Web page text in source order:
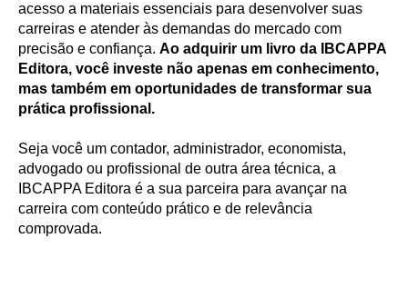
acesso a materiais essenciais para desenvolver suas
carreiras e atender às demandas do mercado com
precisão e confiança. Ao adquirir um livro da IBCAPPA
Editora, você investe não apenas em conhecimento,
mas também em oportunidades de transformar sua
prática profissional.
Seja você um contador, administrador, economista,
advogado ou profissional de outra área técnica, a
IBCAPPA Editora é a sua parceira para avançar na
carreira com conteúdo prático e de relevância
comprovada.